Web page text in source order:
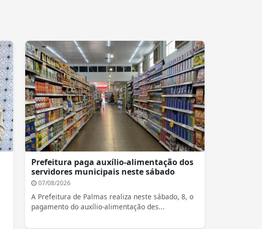
Prefeitura paga auxílio-alimentação dos
servidores municipais neste sábado
07/08/2026
A Prefeitura de Palmas realiza neste sábado, 8, o
pagamento do auxílio-alimentação des...